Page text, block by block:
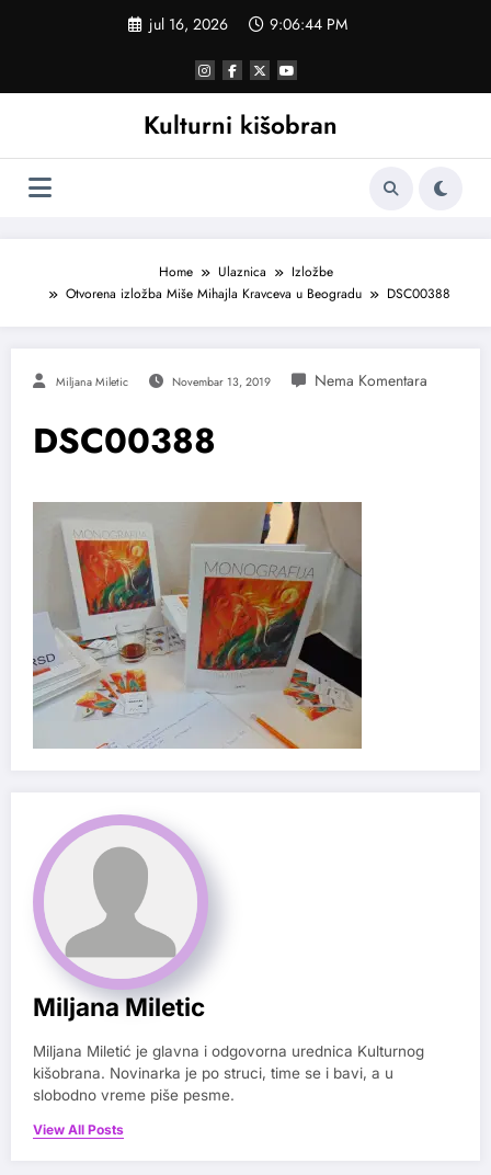
jul 16, 2026 9:06:45 PM
Kulturni kišobran
Home Ulaznica
Izložbe
Otvorena izložba Miše Mihajla Kravceva u Beogradu
DSC00388
Miljana Miletic Novembar 13, 2019
DSC00388
Miljana Miletic
Miljana Miletić je glavna i odgovorna urednica Kulturnog
kišobrana. Novinarka je po struci, time se i bavi, a u
slobodno vreme piše pesme.
View All Posts